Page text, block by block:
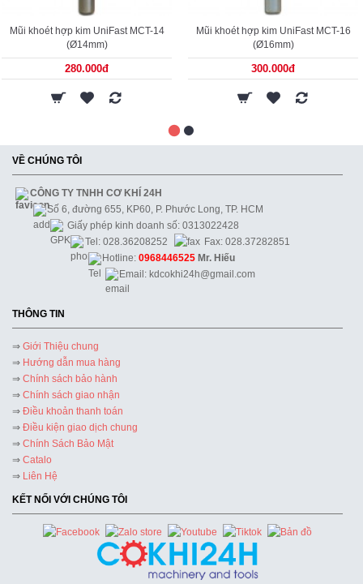
Mũi khoét hợp kim UniFast MCT-14
(Ø14mm)
280.000đ
Mũi khoét hợp kim UniFast MCT-16
(Ø16mm)
300.000đ
VỀ CHÚNG TÔI
CÔNG TY TNHH CƠ KHÍ 24H
Số 6, đường 655, KP60, P. Phước Long, TP. HCM
Giấy phép kinh doanh số: 0313022428
Tel: 028.36208252
Fax: 028.37282851
Hotline: 0968446525 Mr. Hiếu
Email: kdcokhi24h@gmail.com
THÔNG TIN
⇒ Giới Thiệu chung
⇒ Hướng dẫn mua hàng
⇒ Chính sách bảo hành
⇒ Chính sách giao nhận
⇒ Điều khoản thanh toán
⇒ Điều kiện giao dịch chung
⇒ Chính Sách Bảo Mật
⇒ Catalo
⇒ Liên Hệ
KẾT NỐI VỚI CHÚNG TÔI